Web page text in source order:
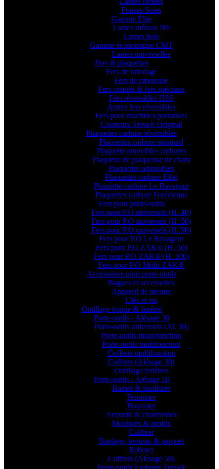
Fraises-Scies
Gamme Élite
Lames métaux NF
Lames bois
Gamme économique CMT
Lames universelles
Fers & plaquettes
Fers de rabotage
Fers de raboteuse
Fers crantés & fers spéciaux
Fers réversibles HSS
Autres fers réversibles
Fers pour machines portatives
Couteaux Tersa® Original
Plaquettes carbure réversibles
Plaquettes carbure standard
Plaquette amovibles carbures
Plaquette de plaqueuse de chant
Plaquettes adaptables
Plaquettes carbure Elbé
Plaquette carbure Le Ravageur
Plaquettes carbure Forézienne
Fers pour porte-outils
Fers pour P.O universels (H. 40)
Fers pour P.O universels (H. 50)
Fers pour P.O universels (H. 90)
Fers pour P.O Le Ravageur
Fers pour P.O ZAK® (H. 50)
Fers pour P.O ZAK® (H. 100)
Fers pour P.O Multi-ZAK®
Accessoires pour porte-outils
Bagues et accessoires
Appareil de mesure
Clés et vis
Outillage toupie & fenêtre
Porte-outils - Alésage 30
Porte-outils universels (Al. 30)
Porte-outils monofonction
Porte-outils multifonction
Coffrets multifonction
Coffrets (Alésage 30)
Outillage fenêtres
Porte-outils - Alésage 50
Rainer & feuillurer
Tenonner
Bouveter
Arrondir & chanfreiner
Moulures & profils
Calibrer
Bardage, terrasse & parquet
Raboter
Coffrets (Alésage 50)
Porte-outils à raboter Tersa®